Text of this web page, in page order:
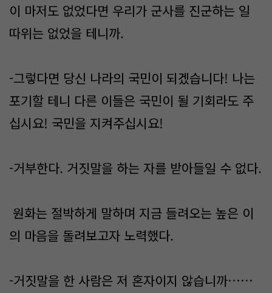
이 마저도 없었다면 우리가 군사를 진군하는 일
따위는 없었을 테니까.
-그렇다면 당신 나라의 국민이 되겠습니다! 나는
포기할 테니 다른 이들은 국민이 될 기회라도 주
십시요! 국민을 지켜주십시요!
-거부한다. 거짓말을 하는 자를 받아들일 수 없다.
원화는 절박하게 말하며 지금 들려오는 높은 이
의 마음을 돌려보고자 노력했다.
-거짓말을 한 사람은 저 혼자이지 않습니까……